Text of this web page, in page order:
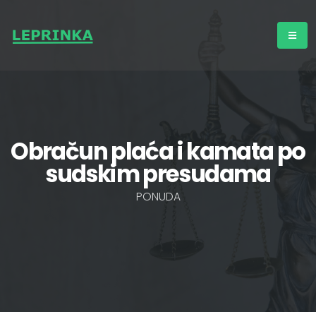
Obračun plaća i kamata po
sudskim presudama
PONUDA